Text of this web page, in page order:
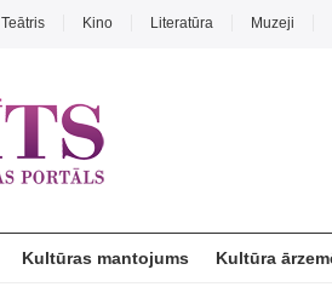
Teātris Kino Literatūra Muzeji
Kultūras mantojums Kultūra